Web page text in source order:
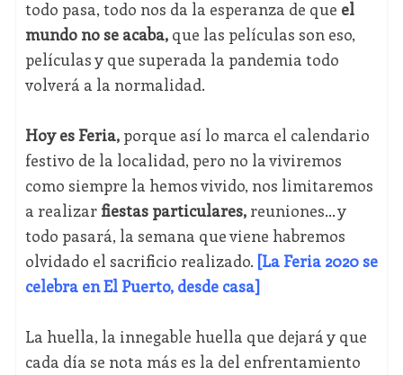
todo pasa, todo nos da la esperanza de que el
mundo no se acaba, que las películas son eso,
películas y que superada la pandemia todo
volverá a la normalidad.
Hoy es Feria,porque así lo marca el calendario
festivo de la localidad, pero no la viviremos
como siempre la hemos vivido, nos limitaremos
a realizar fiestas particulares,reuniones… y
todo pasará, la semana que viene habremos
olvidado el sacrificio realizado. [La Feria 2020 se
celebra en El Puerto, desde casa]
La huella, la innegable huella que dejará y que
cada día se nota más es la del enfrentamiento